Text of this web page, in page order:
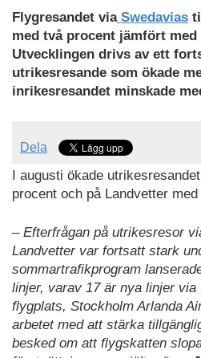
Flygresandet viaSwedavias
med två procent jämfört med
Utvecklingen drivs av ett
utrikesresande som ökade
inrikesresandet minskade
Dela
I augusti ökade
procent och på Landvetter
– Efterfrågan på utrikesresor
Landvetter var fortsatt stark
sommartrafikprogram
linjer, varav 17 är nya linjer
flygplats, Stockholm Arlanda
arbetet med att stärka
besked om att flygskatten